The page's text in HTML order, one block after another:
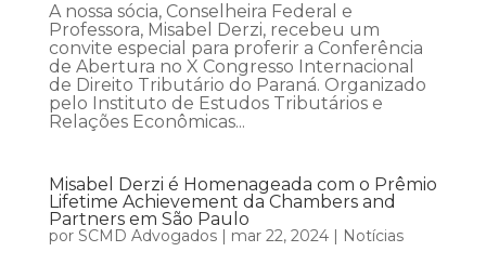
A nossa sócia, Conselheira Federal e
Professora, Misabel Derzi, recebeu um
convite especial para proferir a Conferência
de Abertura no X Congresso Internacional
de Direito Tributário do Paraná. Organizado
pelo Instituto de Estudos Tributários e
Relações Econômicas...
Misabel Derzi é Homenageada com o Prêmio
Lifetime Achievement da Chambers and
Partners em São Paulo
por SCMD Advogados| mar 22, 2024| Notícias